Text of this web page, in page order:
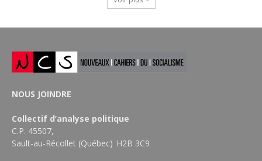
NOUS JOINDRE
Collectif d’analyse politique
C.P. 45507,
Sault-au-Récollet (Québec) H2B 3C9